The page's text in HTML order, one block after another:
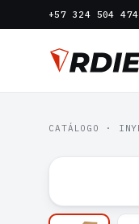
+57 324 504
CATÁLOGO ·